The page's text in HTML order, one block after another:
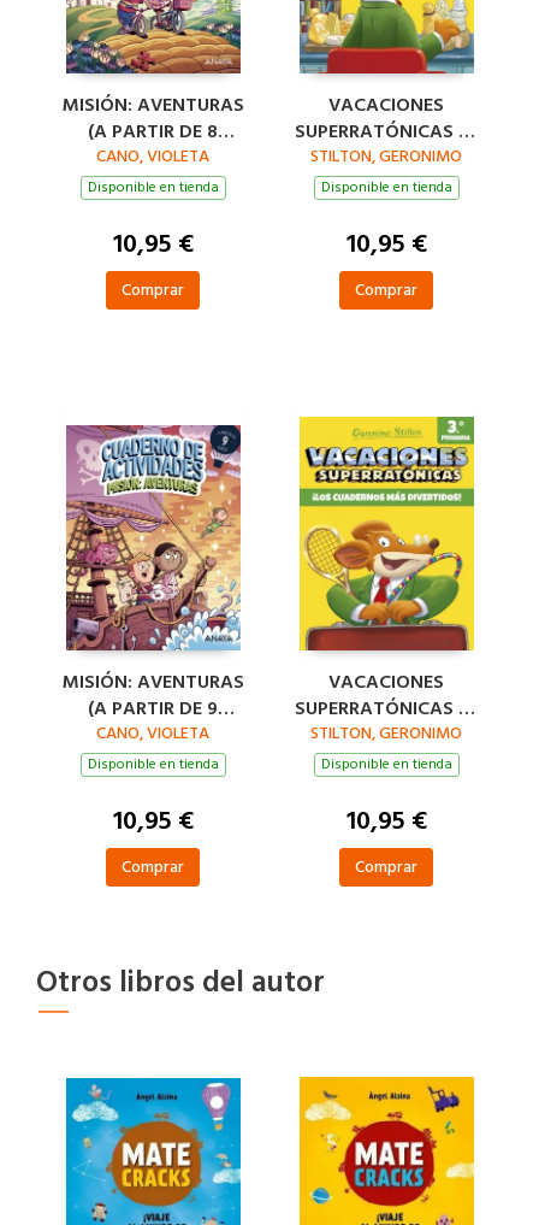
MISIÓN: AVENTURAS
(A PARTIR DE 8
AÑOS)
CANO, VIOLETA
Disponible en tienda
10,95 €
Comprar
VACACIONES
SUPERRATÓNICAS 2º
PRIMARIA
STILTON, GERONIMO
Disponible en tienda
10,95 €
Comprar
MISIÓN: AVENTURAS
(A PARTIR DE 9
AÑOS)
CANO, VIOLETA
Disponible en tienda
10,95 €
Comprar
VACACIONES
SUPERRATÓNICAS 3º
PRIMARIA
STILTON, GERONIMO
Disponible en tienda
10,95 €
Comprar
Otros libros del autor